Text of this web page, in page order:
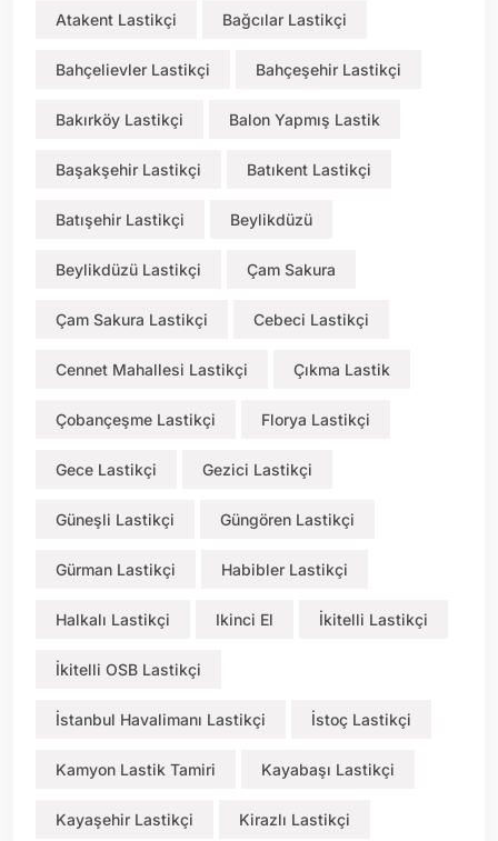
Atakent Lastikçi Bağcılar Lastikçi
Bahçelievler Lastikçi Bahçeşehir Lastikçi
Bakırköy Lastikçi Balon Yapmış Lastik
Başakşehir Lastikçi Batıkent Lastikçi
Batışehir Lastikçi Beylikdüzü
Beylikdüzü Lastikçi Çam Sakura
Çam Sakura Lastikçi Cebeci Lastikçi
Cennet Mahallesi Lastikçi Çıkma Lastik
Çobançeşme Lastikçi Florya Lastikçi
Gece Lastikçi Gezici Lastikçi
Güneşli Lastikçi Güngören Lastikçi
Gürman Lastikçi Habibler Lastikçi
Halkalı Lastikçi Ikinci El İkitelli Lastikçi
İkitelli OSB Lastikçi
İstanbul Havalimanı Lastikçi İstoç Lastikçi
Kamyon Lastik Tamiri Kayabaşı Lastikçi
Kayaşehir Lastikçi Kirazlı Lastikçi